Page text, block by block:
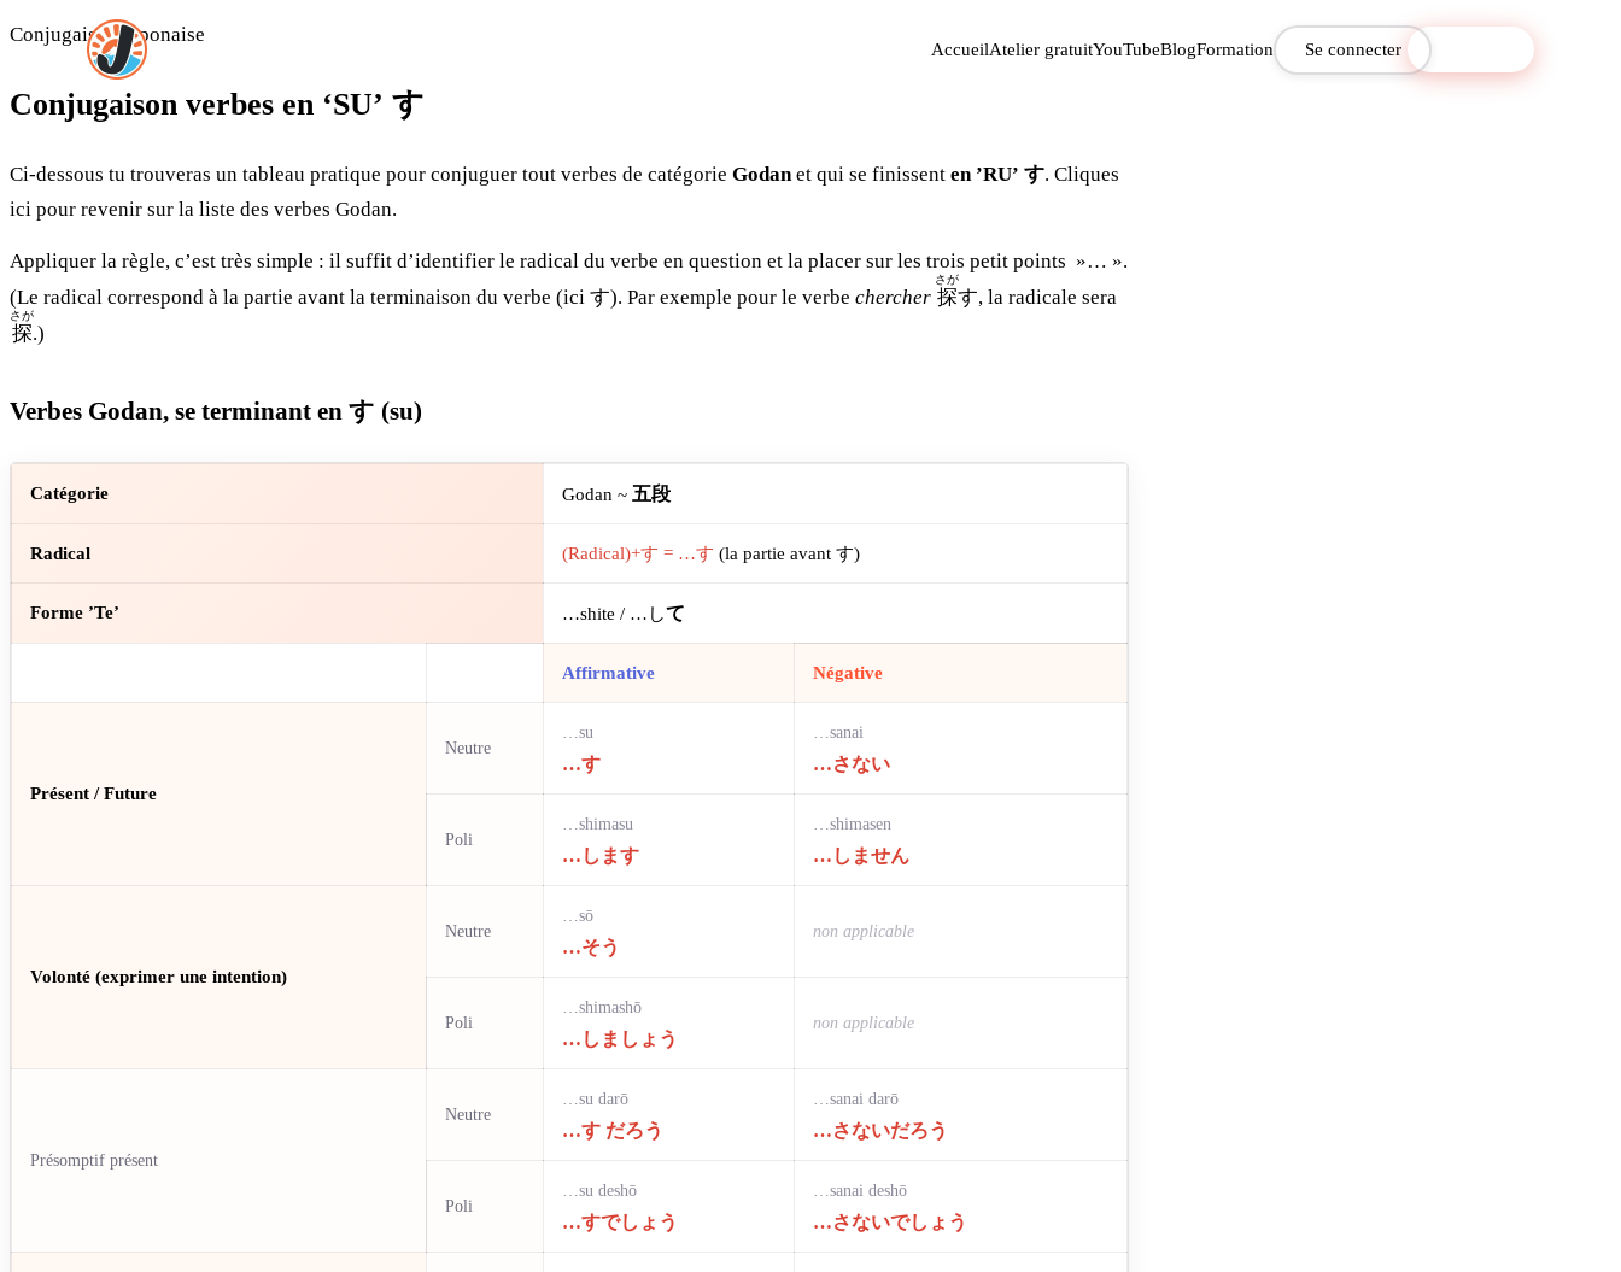
AccueilAtelier gratuitYouTubeBlogFormation Se connecter
Conjugaison japonaise
Conjugaison verbes en ‘SU’ す
Ci-dessous tu trouveras un tableau pratique pour conjuguer tout verbes de catégorie Godan et qui se finissent en ’RU’ す. Cliques
ici pour revenir sur la liste des verbes Godan.
Appliquer la règle, c’est très simple : il suffit d’identifier le radical du verbe en question et la placer sur les trois petit points »… ».
(Le radical correspond à la partie avant la terminaison du verbe (ici す). Par exemple pour le verbe chercher 探
さが
す, la radicale sera
探
さが
.)
Verbes Godan, se terminant en す (su)
Catégorie Godan ~ 五段
Radical (Radical)+す = …す (la partie avant す)
Forme ’Te’ …shite / …して
Affirmative Négative
Présent / Future
Neutre
…su
…す
…sanai
…さない
Poli
…shimasu
…します
…shimasen
…しません
Volonté (exprimer une intention)
Neutre
…sō
…そう
non applicable
Poli
…shimashō
…しましょう
non applicable
Présomptif présent
Neutre
…su darō
…す だろう
…sanai darō
…さないだろう
Poli
…su deshō
…すでしょう
…sanai deshō
…さないでしょう